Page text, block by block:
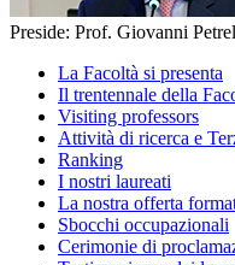
Preside: Prof. Giovanni
La Facoltà si presenta
Il trentennale della
Visiting professors
Attività di ricerca e
Ranking
I nostri laureati
La nostra offerta
Sbocchi occupazionali
Cerimonie di